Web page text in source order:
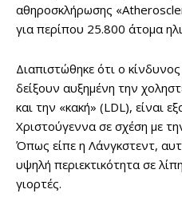
αθηροσκλήρωσης
για περίπου 25.800 άτομα
Διαπιστώθηκε ότι ο
δείξουν αυξημένη την
και την «κακή» (LDL), είναι
Χριστούγεννα σε σχέση με
Όπως είπε η Λάνγκστεντ,
υψηλή περιεκτικότητα σε
γιορτές.